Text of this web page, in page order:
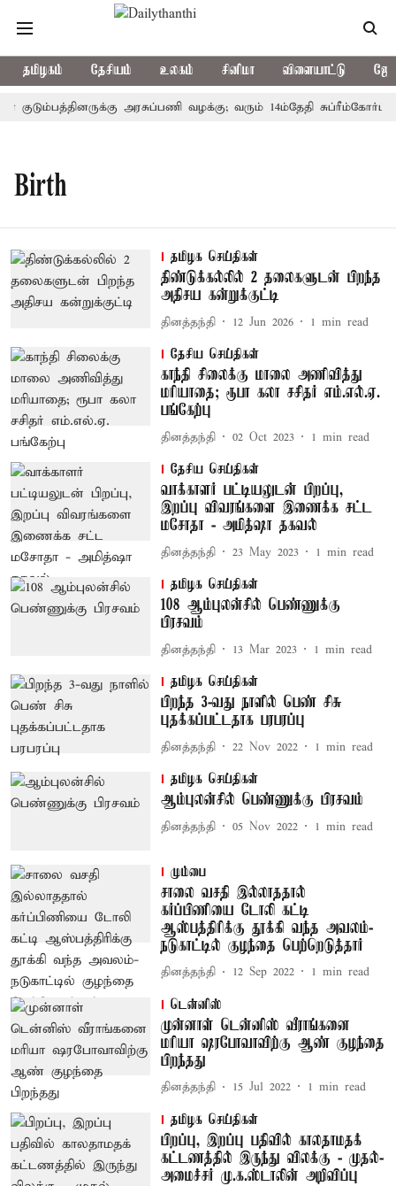
தமிழகம் தேசியம் உலகம் சினிமா விளையாட்டு
குடும்பத்தினருக்கு அரசுப்பணி வழக்கு; வரும் 14ம்தேதி
Birth
தமிழக செய்திகள்
திண்டுக்கல்லில் 2 தலைகளுடன் பிறந்த
அதிசய கன்றுக்குட்டி
தினத்தந்தி 12 Jun 2026 1 min read
தேசிய செய்திகள்
காந்தி சிலைக்கு மாலை அணிவித்து
மரியாதை; ரூபா கலா சசிதர் எம்.எல்.ஏ.
பங்கேற்பு
தினத்தந்தி 02 Oct 2023 1 min read
தேசிய செய்திகள்
வாக்காளர் பட்டியலுடன் பிறப்பு,
இறப்பு விவரங்களை இணைக்க சட்ட
மசோதா - அமித்ஷா தகவல்
தினத்தந்தி 23 May 2023 1 min read
தமிழக செய்திகள்
108 ஆம்புலன்சில் பெண்ணுக்கு
பிரசவம்
தினத்தந்தி 13 Mar 2023 1 min read
தமிழக செய்திகள்
பிறந்த 3-வது நாளில் பெண் சிசு
புதக்கப்பட்டதாக பரபரப்பு
தினத்தந்தி 22 Nov 2022 1 min read
தமிழக செய்திகள்
ஆம்புலன்சில் பெண்ணுக்கு பிரசவம்
தினத்தந்தி 05 Nov 2022 1 min read
மும்பை
சாலை வசதி இல்லாததால்
கர்ப்பிணியை டோலி கட்டி
ஆஸ்பத்திரிக்கு தூக்கி வந்த அவலம்-
நடுகாட்டில் குழந்தை பெற்றெடுத்தார்
தினத்தந்தி 12 Sep 2022 1 min read
டென்னிஸ்
முன்னாள் டென்னிஸ் வீராங்கனை
மரியா ஷரபோவாவிற்கு ஆண் குழந்தை
பிறந்தது
தினத்தந்தி 15 Jul 2022 1 min read
தமிழக செய்திகள்
பிறப்பு, இறப்பு பதிவில் காலதாமதக்
கட்டணத்தில் இருந்து விலக்கு - முதல்-
அமைச்சர் மு.க.ஸ்டாலின் அறிவிப்பு